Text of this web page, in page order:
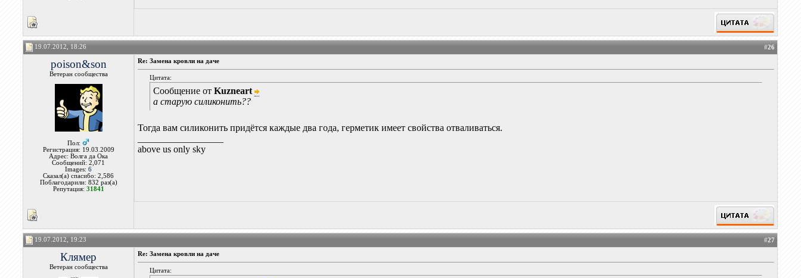
19.07.2012, 18:26 #26
poison&son
Ветеран сообщества
Пол:
Регистрация: 19.03.2009
Адрес: Волга да Ока
Сообщений: 2,071
Images:6
Сказал(а) спасибо: 2,586
Поблагодарили: 832 раз(а)
Репутация: 31841
Re: Замена кровли на даче
Цитата:
Сообщение отKuzneart
а старую силиконить??
Тогда вам силиконить придётся каждые два года, герметик имеет свойства отваливаться.
above us only sky
19.07.2012, 19:23 #27
Клямер
Ветеран сообщества
Re: Замена кровли на даче
Цитата: